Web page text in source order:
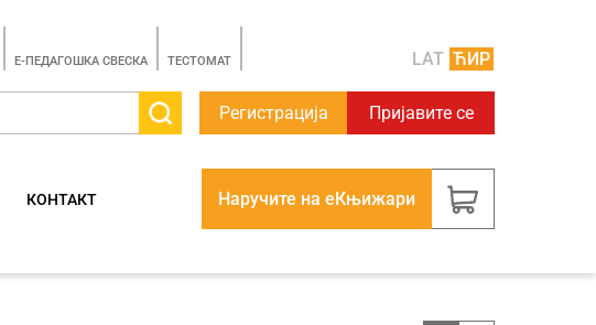
Е-ПЕДАГОШКА СВЕСКА TЕСТОМАТ LAT ЋИР
Регистрација Пријавите се
КОНТАКТ Наручите на еКњижари